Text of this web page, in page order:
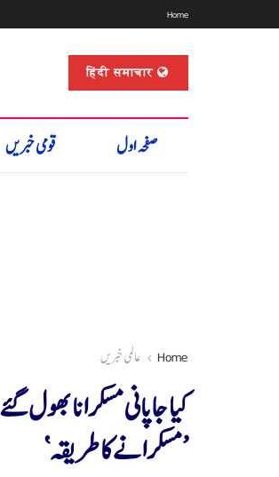
Home
हिंदी समाचार
صفحہ اول قومی خبریں
Home عالمی خبریں
’مسکرانے کا طریقہ‘